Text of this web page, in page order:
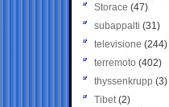
Storace (47)
subappalti (31)
televisione(244)
terremoto (402)
thyssenkrupp (3)
Tibet(2)